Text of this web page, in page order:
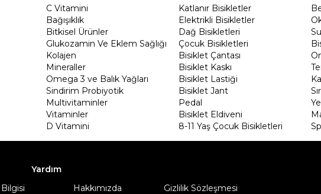
C Vitamini
Bağışıklık
Bitkisel Ürünler
Glukozamin Ve Eklem Sağlığı
Kolajen
Mineraller
Omega 3 ve Balık Yağları
Sindirim Probiyotik
Multivitaminler
Vitaminler
D Vitamini
Katlanır Bisikletler
Elektrikli Bisikletler
Dağ Bisikletleri
Çocuk Bisikletleri
Bisiklet Çantası
Bisiklet Kaskı
Bisiklet Lastiği
Bisiklet Jant
Pedal
Bisiklet Eldiveni
8-11 Yaş Çocuk Bisikletleri
Yardım
Hakkımızda Gizlilik Sözleşmesi